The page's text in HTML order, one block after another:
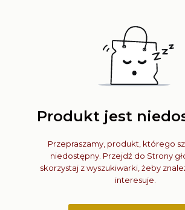
Produkt jest
Przepraszamy, produkt, którego
niedostępny. Przejdź do Strony
skorzystaj z wyszukiwarki, żeby
interesuje.